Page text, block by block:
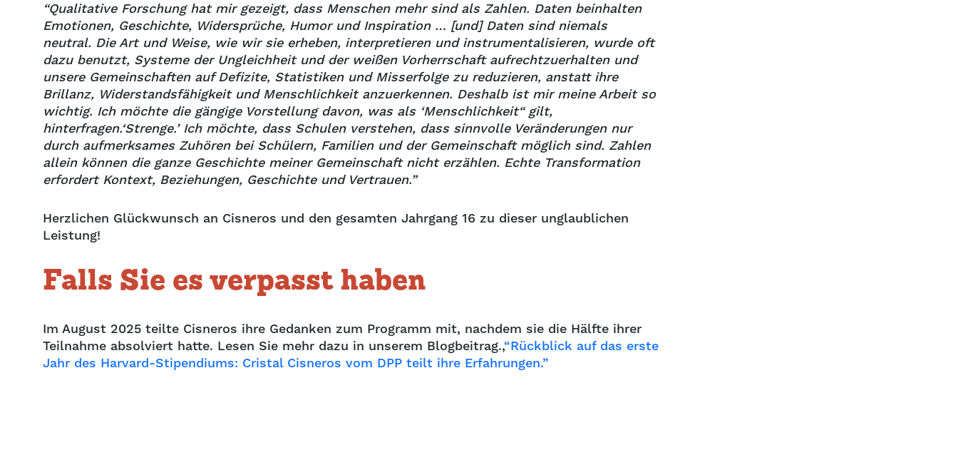
“Qualitative Forschung hat mir gezeigt, dass Menschen mehr sind als Zahlen. Daten beinhalten
Emotionen, Geschichte, Widersprüche, Humor und Inspiration … [und] Daten sind niemals
neutral. Die Art und Weise, wie wir sie erheben, interpretieren und instrumentalisieren, wurde oft
dazu benutzt, Systeme der Ungleichheit und der weißen Vorherrschaft aufrechtzuerhalten und
unsere Gemeinschaften auf Defizite, Statistiken und Misserfolge zu reduzieren, anstatt ihre
Brillanz, Widerstandsfähigkeit und Menschlichkeit anzuerkennen. Deshalb ist mir meine Arbeit so
wichtig. Ich möchte die gängige Vorstellung davon, was als ‘Menschlichkeit“ gilt,
hinterfragen.‘Strenge.’ Ich möchte, dass Schulen verstehen, dass sinnvolle Veränderungen nur
durch aufmerksames Zuhören bei Schülern, Familien und der Gemeinschaft möglich sind. Zahlen
allein können die ganze Geschichte meiner Gemeinschaft nicht erzählen. Echte Transformation
erfordert Kontext, Beziehungen, Geschichte und Vertrauen.”
Herzlichen Glückwunsch an Cisneros und den gesamten Jahrgang 16 zu dieser unglaublichen
Leistung!
Falls Sie es verpasst haben
Im August 2025 teilte Cisneros ihre Gedanken zum Programm mit, nachdem sie die Hälfte ihrer
Teilnahme absolviert hatte. Lesen Sie mehr dazu in unserem Blogbeitrag.,“Rückblick auf das erste
Jahr des Harvard-Stipendiums: Cristal Cisneros vom DPP teilt ihre Erfahrungen.”